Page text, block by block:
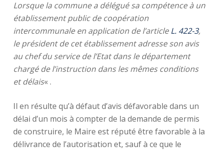
Lorsque la commune a délégué sa compétence à un
établissement public de coopération
intercommunale en application de l’articleL. 422-3,
le président de cet établissement adresse son avis
au chef du service de l’Etat dans le département
chargé de l’instruction dans les mêmes conditions
et délais« .
Il en résulte qu’à défaut d’avis défavorable dans un
délai d’un mois à compter de la demande de permis
de construire, le Maire est réputé être favorable à la
délivrance de l’autorisation et, sauf à ce que le